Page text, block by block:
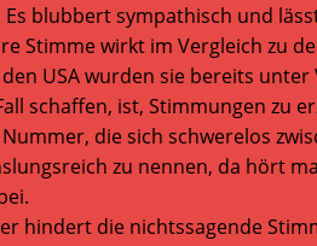
blubbert sympathisch und
Stimme wirkt im Vergleich zu
USA wurden sie bereits
Fall schaffen, ist, Stimmungen
die sich schwerelos
zu nennen, da hört
hindert die nichtssagende